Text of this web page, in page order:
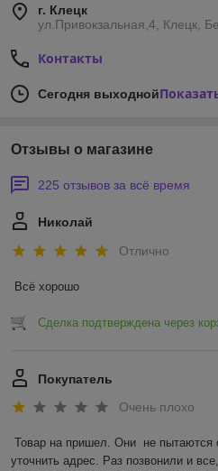
г. Клецк
ул.Привокзальная,4, Клецк,
Контакты
Сегодня выходной
Отзывы о магазине
225 отзывов за всё время
Николай
Отлично
Всё хорошо
Сделка подтверждена через
Покупатель
Очень плохо
Товар на пришел. Они  не пытаются
уточнить адрес. Раз позвонили и